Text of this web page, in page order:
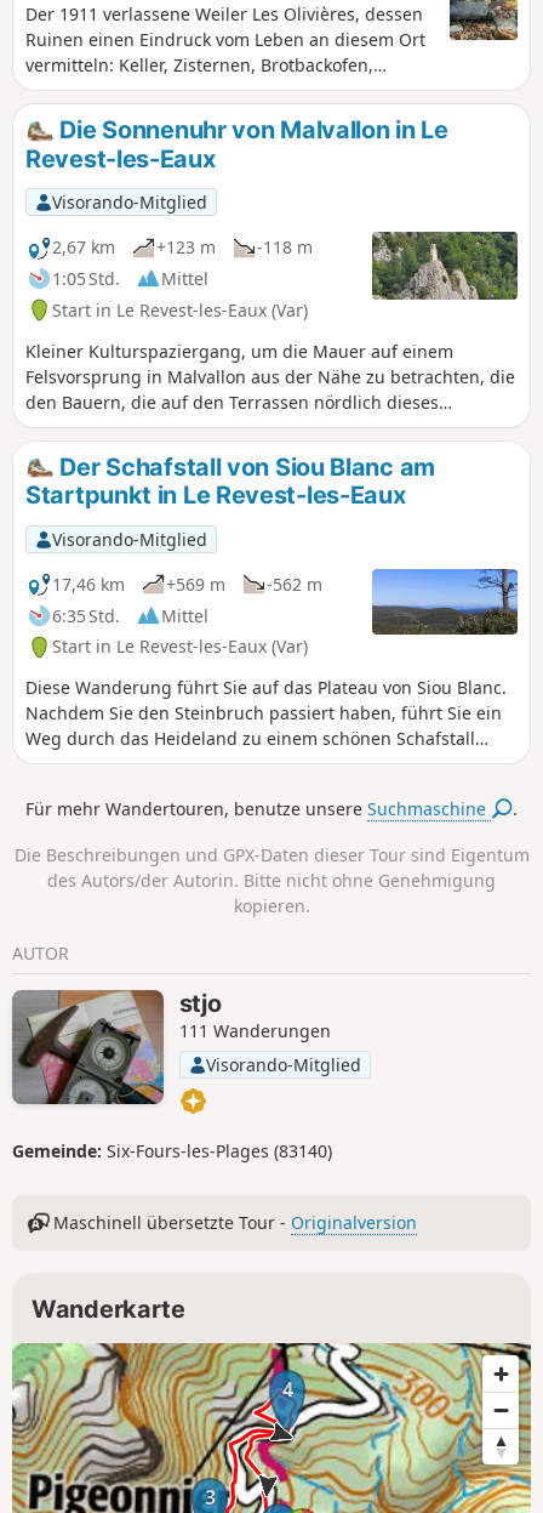
Der 1911 verlassene Weiler Les Olivières, dessen
Ruinen einen Eindruck vom Leben an diesem Ort
vermitteln: Keller, Zisternen, Brotbackofen,
Wohnhäuser. Noch einige Überreste aus
vergangenen Zeiten. Um dorthin zu gelangen,
empfiehlt sich der klassische und immer
angenehme Spaziergang zum Staudamm von Le
Revest und seiner Quelle Ragas (siehe praktische
Informationen). Bei feuchtem Wetter sollte diese
Wanderung vermieden werden.
Die Sonnenuhr von Malvallon in Le
Revest-les-Eaux
Visorando-Mitglied
2,67 km
+123 m
-118 m
1:05 Std.
Mittel
Start in Le Revest-les-Eaux (Var)
Kleiner Kulturspaziergang, um die Mauer auf einem
Felsvorsprung in Malvallon aus der Nähe zu betrachten, die
den Bauern, die auf den Terrassen nördlich dieses
Felsvorsprungs arbeiteten, als Schattenuhr diente.
Der Schafstall von Siou Blanc am
Startpunkt in Le Revest-les-Eaux
Visorando-Mitglied
17,46 km
+569 m
-562 m
6:35 Std.
Mittel
Start in Le Revest-les-Eaux (Var)
Diese Wanderung führt Sie auf das Plateau von Siou Blanc.
Nachdem Sie den Steinbruch passiert haben, führt Sie ein
Weg durch das Heideland zu einem schönen Schafstall
unserer Region, der trotz seiner Graffitis sehenswert ist. Es
und eine Vielzahl von Düften, die je nach Jahreszeit
Für mehr Wandertouren, benutze unsereSuchmaschine .
Die Beschreibungen und GPX-Daten dieser Tour sind Eigentum
des Autors/der Autorin. Bitte nicht ohne Genehmigung
kopieren.
AUTOR
stjo
111 Wanderungen
Visorando-Mitglied
Gemeinde: Six-Fours-les-Plages (83140)
Maschinell übersetzte Tour - Originalversion
Wanderkarte
3
4